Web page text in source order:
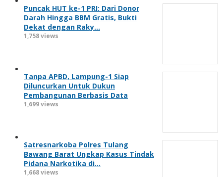
Puncak HUT ke-1 PRI: Dari Donor
Darah Hingga BBM Gratis, Bukti
Dekat dengan Raky…
1,758 views
Tanpa APBD, Lampung-1 Siap
Diluncurkan Untuk Dukun
Pembangunan Berbasis Data
1,699 views
Satresnarkoba Polres Tulang
Bawang Barat Ungkap Kasus Tindak
Pidana Narkotika di…
1,668 views